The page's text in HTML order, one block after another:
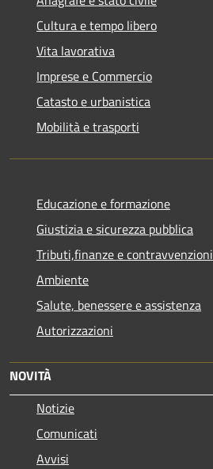
Cultura e tempo libero
Vita lavorativa
Imprese e Commercio
Catasto e urbanistica
Mobilità e trasporti
Educazione e formazione
Giustizia e sicurezza pubblica
Tributi,finanze e contravvenzioni
Ambiente
Salute, benessere e assistenza
Autorizzazioni
NOVITÀ
Notizie
Comunicati
Avvisi